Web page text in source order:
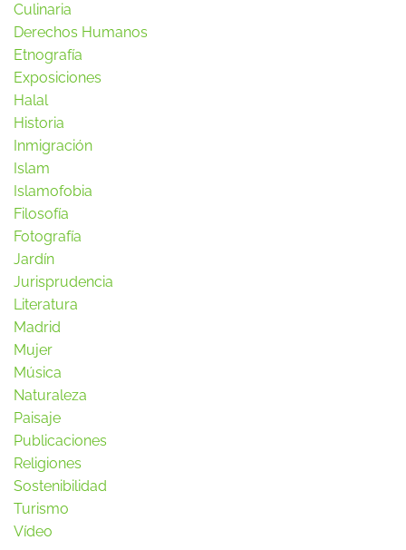
Culinaria
Derechos Humanos
Etnografía
Exposiciones
Halal
Historia
Inmigración
Islam
Islamofobia
Filosofía
Fotografía
Jardín
Jurisprudencia
Literatura
Madrid
Mujer
Música
Naturaleza
Paisaje
Publicaciones
Religiones
Sostenibilidad
Turismo
Vídeo